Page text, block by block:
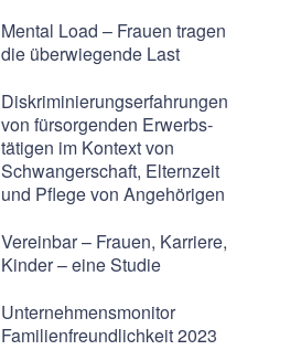
Mental Load – Frauen tragen
die überwiegende Last
Diskriminierungserfahrungen
von fürsorgenden Erwerbs-
tätigen im Kontext von
Schwangerschaft, Elternzeit
und Pflege von Angehörigen
Vereinbar – Frauen, Karriere,
Kinder – eine Studie
Unternehmensmonitor
Familienfreundlichkeit 2023